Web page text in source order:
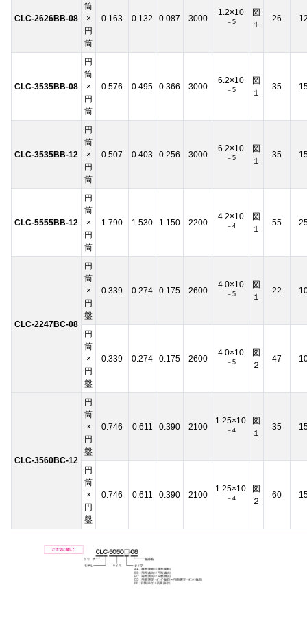
CLC-2626BB-08
筒
×
円
筒
0.163 0.132 0.087 3000
1.2×10
－5
図
１
26
CLC-3535BB-08
円
筒
×
円
筒
0.576 0.495 0.366 3000
6.2×10
－5
図
１
35
CLC-3535BB-12
円
筒
×
円
筒
0.507 0.403 0.256 3000
6.2×10
－5
図
１
35
CLC-5555BB-12
円
筒
×
円
筒
1.790 1.530 1.150 2200
4.2×10
－4
図
１
55
CLC-2247BC-08
円
筒
×
円
盤
0.339 0.274 0.175 2600
4.0×10
－5
図
１
22
円
筒
×
円
盤
0.339 0.274 0.175 2600
4.0×10
－5
図
２
47
CLC-3560BC-12
円
筒
×
円
盤
0.746 0.611 0.390 2100
1.25×10
－4
図
１
35
円
筒
×
円
盤
0.746 0.611 0.390 2100
1.25×10
－4
図
２
60